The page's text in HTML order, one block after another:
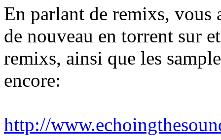
En parlant de remixs, vous
de nouveau en torrent sur
remixs, ainsi que les
encore:
http://